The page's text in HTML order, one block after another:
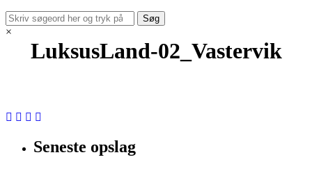
×
LuksusLand-02_Vastervik
Seneste opslag